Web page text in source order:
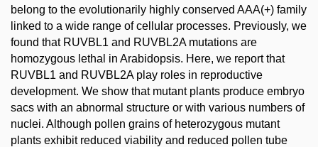
belong to the evolutionarily highly conserved AAA(+) family
linked to a wide range of cellular processes. Previously, we
found that RUVBL1 and RUVBL2A mutations are
homozygous lethal in Arabidopsis. Here, we report that
RUVBL1 and RUVBL2A play roles in reproductive
development. We show that mutant plants produce embryo
sacs with an abnormal structure or with various numbers of
nuclei. Although pollen grains of heterozygous mutant
plants exhibit reduced viability and reduced pollen tube